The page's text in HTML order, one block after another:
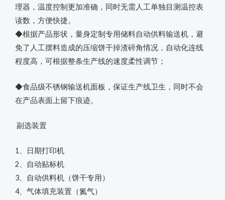
理器，温度控制更加准确，同时无需人工单独目测温控表
读数，方便快捷。
◆根据产品形状，量身定制专用储料自动供料输送机，避
免了人工摆料造成的压缩饼干掉渣碎角情况，自动化连线
程度高，可根据整条生产线的速度柔性调节；
◆食品级不锈钢输送机面板，保证生产线卫生，同时不会
在产品表面上留下痕迹。
副选装置
1、日期打印机
2、自动贴标机
3、自动供料机（饼干专用）
4、气体填充装置（氮气）